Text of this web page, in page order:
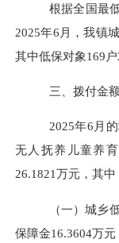
根据全国最
2025年6 月 ，我镇
其中低保对象169 户
三、拨付金额
2025年6 月
无人抚养儿童养
26.1821万元，其中
（一）城乡
保障金16.3604万元